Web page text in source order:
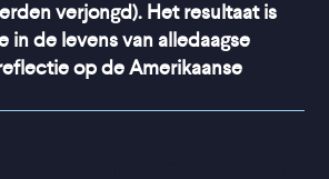
verjongd). Het resultaat is
in de levens van alledaagse
op de Amerikaanse